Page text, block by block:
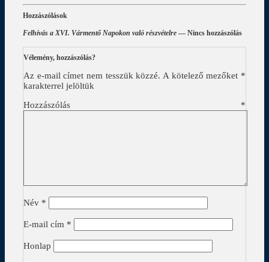
Hozzászólások
Felhívás a XVI. Vármentő Napokon való részvételre — Nincs hozzászólás
Vélemény, hozzászólás?
Az e-mail címet nem tesszük közzé. A kötelező mezőket *
karakterrel jelöltük
Hozzászólás *
Név *
E-mail cím *
Honlap